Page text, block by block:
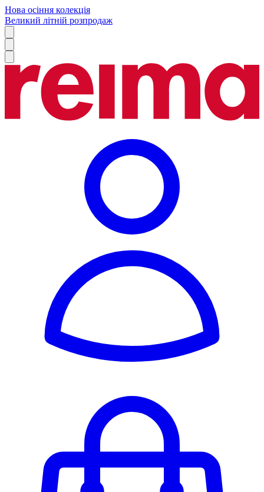
Нова осіння колекція
Великий літній розпродаж